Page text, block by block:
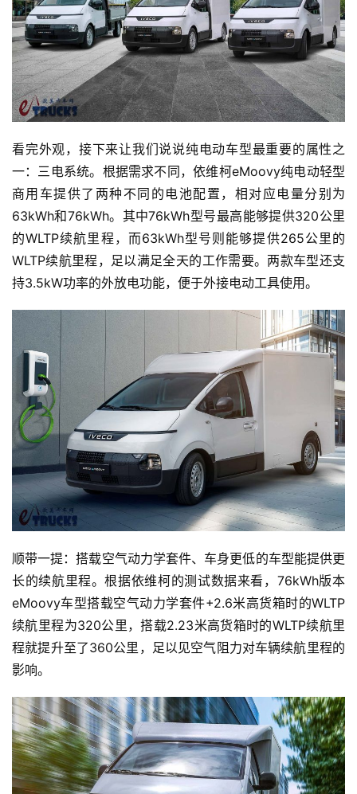
首
看完外观，接下来让我们说说纯电动车型最重要的属性之
一：三电系统。根据需求不同，依维柯eMoovy纯电动轻型
商用车提供了两种不同的电池配置，相对应电量分别为
63kWh和76kWh。其中76kWh型号最高能够提供320公里
的WLTP续航里程，而63kWh型号则能够提供265公里的
WLTP续航里程，足以满足全天的工作需要。两款车型还支
持3.5kW功率的外放电功能，便于外接电动工具使用。
顺带一提：搭载空气动力学套件、车身更低的车型能提供更
长的续航里程。根据依维柯的测试数据来看，76kWh版本
eMoovy车型搭载空气动力学套件+2.6米高货箱时的WLTP
续航里程为320公里，搭载2.23米高货箱时的WLTP续航里
程就提升至了360公里，足以见空气阻力对车辆续航里程的
影响。